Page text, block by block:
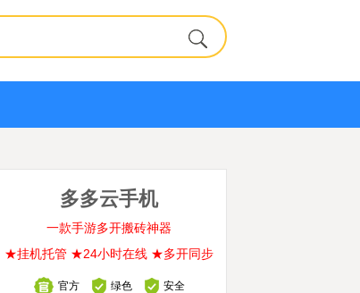
多多云手机
一款手游多开搬砖神器
★挂机托管 ★24小时在线 ★多开同步
官方 绿色 安全